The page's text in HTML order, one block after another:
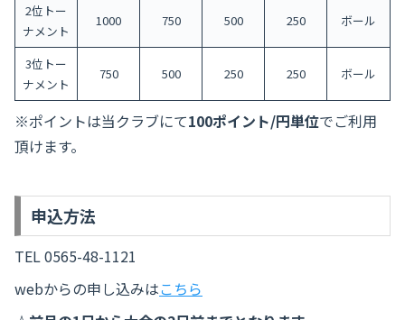
2位トー
ナメント
1000 750 500 250 ボール
3位トー
ナメント
750 500 250 250 ボール
※ポイントは当クラブにて100ポイント/円単位でご利用
頂けます。
申込方法
TEL 0565-48-1121
webからの申し込みはこちら